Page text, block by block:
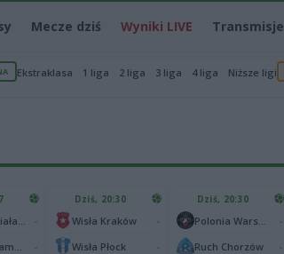
Mecze dziś Wyniki LIVE Transmisje
Ekstraklasa 1 liga 2 liga 3 liga 4 liga Niższe ligi
Dziś, 20:30
Wisła Kraków
Wisła Płock
Dziś, 20:30
Ruch Chorzów